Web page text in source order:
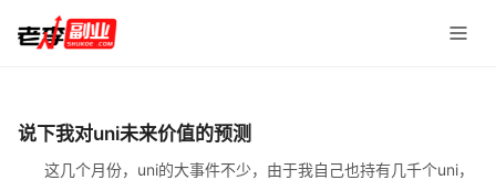
说下我对uni未来价值的预测
这几个月份，uni的大事件不少，由于我自己也持有几千个uni，